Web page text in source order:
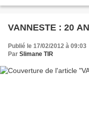
VANNESTE : 20
Publié le 17/02/2012 à 09:03
Par Slimane TIR